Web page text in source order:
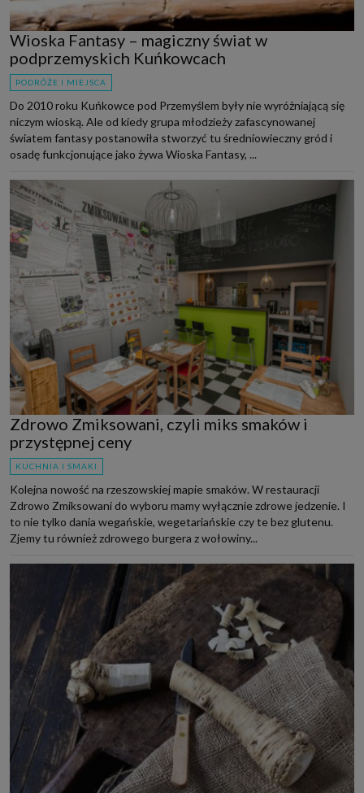
Wioska Fantasy – magiczny świat w
podprzemyskich Kuńkowcach
PODRÓŻE I MIEJSCA
Do 2010 roku Kuńkowce pod Przemyślem były nie wyróżniającą się
niczym wioską. Ale od kiedy grupa młodzieży zafascynowanej
światem fantasy postanowiła stworzyć tu średniowieczny gród i
osadę funkcjonujące jako żywa Wioska Fantasy, ...
Zdrowo Zmiksowani, czyli miks smaków i
przystępnej ceny
KUCHNIA I SMAKI
Kolejna nowość na rzeszowskiej mapie smaków. W restauracji
Zdrowo Zmiksowani do wyboru mamy wyłącznie zdrowe jedzenie. I
to nie tylko dania wegańskie, wegetariańskie czy te bez glutenu.
Zjemy tu również zdrowego burgera z wołowiny...